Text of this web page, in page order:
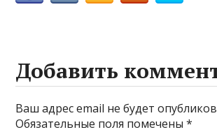
Добавить
Ваш адрес email не будет
Обязательные поля помечены*